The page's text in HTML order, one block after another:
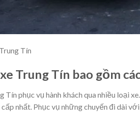
Tín
Trung Tín bao gồm
Tín phục vụ hành khách qua nhiều loại
cấp nhất. Phục vụ những chuyến đi dài